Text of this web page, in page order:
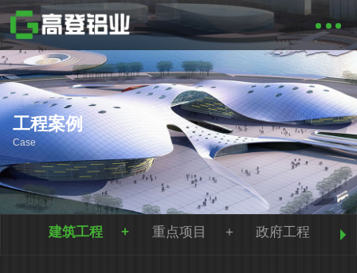
工程案例
Case
建筑工程 重点项目 政府工程